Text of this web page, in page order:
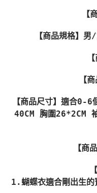
【
【商品規格】
【
【商品尺寸】適合0-
40CM 胸圍26*2CM
【商
1.蝴蝶衣適合剛出生的